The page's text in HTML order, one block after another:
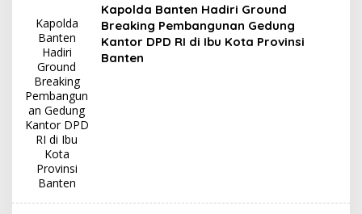
Kapolda
Banten
Hadiri
Ground
Breaking
Pembangun
an Gedung
Kantor DPD
RI di Ibu
Kota
Provinsi
Banten
Kapolda Banten Hadiri Ground
Breaking Pembangunan Gedung
Kantor DPD RI di Ibu Kota Provinsi
Banten